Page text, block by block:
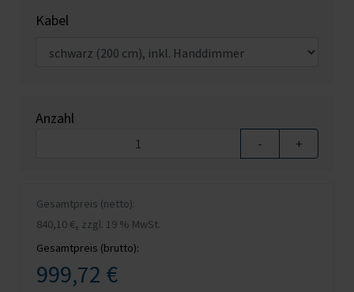
Kabel
Anzahl
- +
Gesamtpreis (netto):
840,10 €, zzgl. 19 % MwSt.
Gesamtpreis (brutto):
999,72 €